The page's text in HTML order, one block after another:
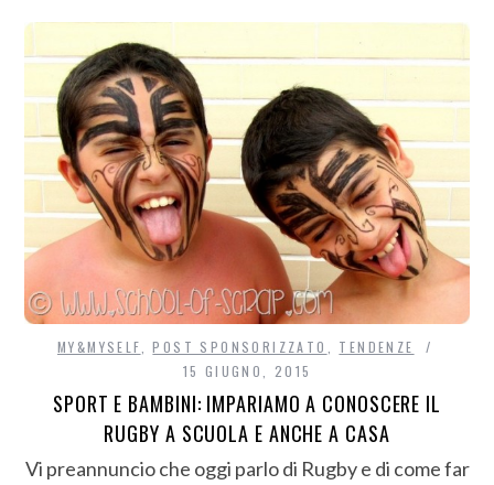
MY&MYSELF ,POST SPONSORIZZATO
TENDENZE
15 GIUGNO, 2015
SPORT E BAMBINI: IMPARIAMO A CONOSCERE IL
RUGBY A SCUOLA E ANCHE A CASA
Vi preannuncio che oggi parlo di Rugby e di come far